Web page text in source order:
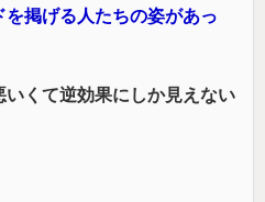
掲げる人たちの姿があっ
くて逆効果にしか見えない